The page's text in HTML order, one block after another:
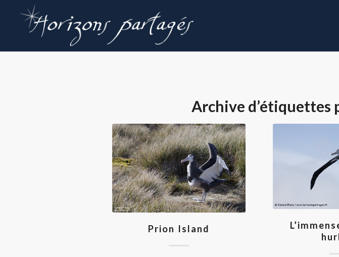
Archive d’étiquettes
Prion Island